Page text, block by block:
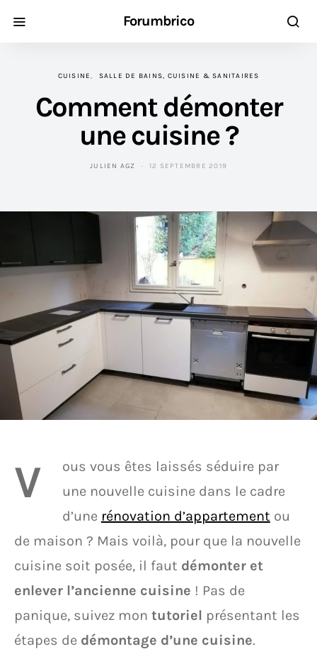
Forumbrico
CUISINE SALLE DE BAINS, CUISINE & SANITAIRES
Comment démonter
une cuisine ?
JULIEN AGZ 12 SEPTEMBRE 2019
V
ous vous êtes laissés séduire par
une nouvelle cuisine dans le cadre
d’une rénovation d’appartement ou
de maison ? Mais voilà, pour que la nouvelle
cuisine soit posée, il faut démonter et
enlever l’ancienne cuisine ! Pas de
panique, suivez mon tutoriel présentant les
étapes de démontage d’une cuisine.